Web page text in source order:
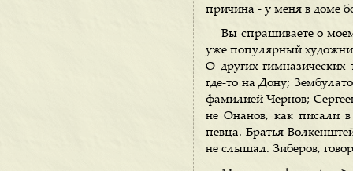
причина - у меня в доме
Вы спрашиваете о
уже популярный
О других
где-то на Дону;
фамилией Чернов;
не Онанов, как писали в
певца. Братья
не слышал. Зиберов,